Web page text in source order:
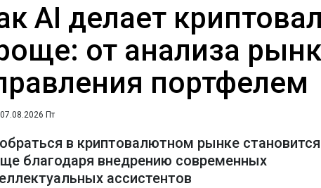
AI делает
от анализа
портфелем
Пт
в криптовалютном рынке
благодаря внедрению современных
ассистентов